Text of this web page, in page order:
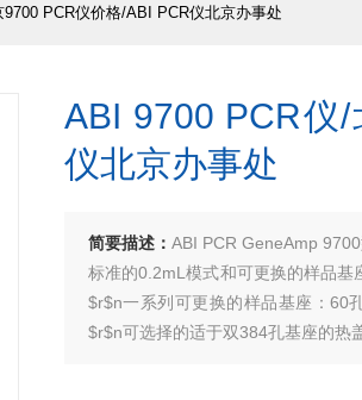
PCR仪价格/ABI PCR仪北京办事处
ABI 9700 PCR仪
仪北京办事处
简要描述：ABI PCR GeneAmp
标准的0.2mL模式和可更换的样品
$r$n一系列可更换的样品基座：60
$r$n可选择的适于双384孔基座的热